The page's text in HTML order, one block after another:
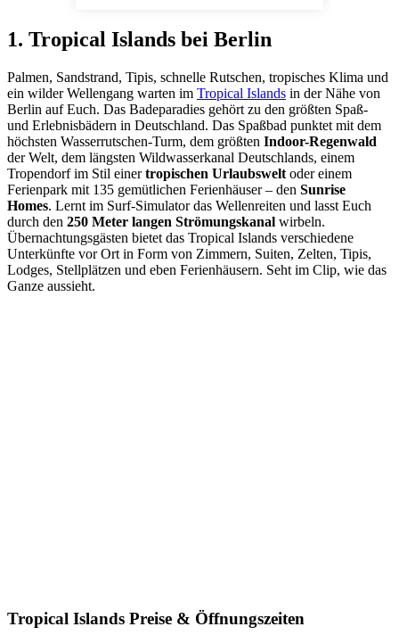
1. Tropical Islands bei Berlin
Palmen, Sandstrand, Tipis, schnelle Rutschen, tropisches Klima und
ein wilder Wellengang warten im Tropical Islands in der Nähe von
Berlin auf Euch. Das Badeparadies gehört zu den größten Spaß-
und Erlebnisbädern in Deutschland. Das Spaßbad punktet mit dem
höchsten Wasserrutschen-Turm, dem größten Indoor-Regenwald
der Welt, dem längsten Wildwasserkanal Deutschlands, einem
Tropendorf im Stil einertropischen Urlaubswelt oder einem
Ferienpark mit 135 gemütlichen Ferienhäuser – den Sunrise
Homes. Lernt im Surf-Simulator das Wellenreiten und lasst Euch
durch den 250 Meter langen Strömungskanal wirbeln.
Übernachtungsgästen bietet das Tropical Islands verschiedene
Unterkünfte vor Ort in Form von Zimmern, Suiten, Zelten, Tipis,
Lodges, Stellplätzen und eben Ferienhäusern. Seht im Clip, wie das
Ganze aussieht.
Tropical Islands Preise & Öffnungszeiten